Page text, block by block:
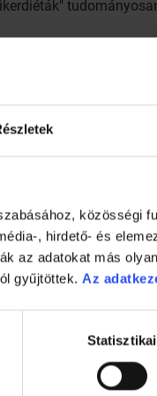
közösségi
, hirdető- és
az adatokat más
gyűjtöttek. Az
Statisztikai
feküdni, sok
módszerrel
van túlsúlyuknak
is írt erről a témáról.
a főorvos most,